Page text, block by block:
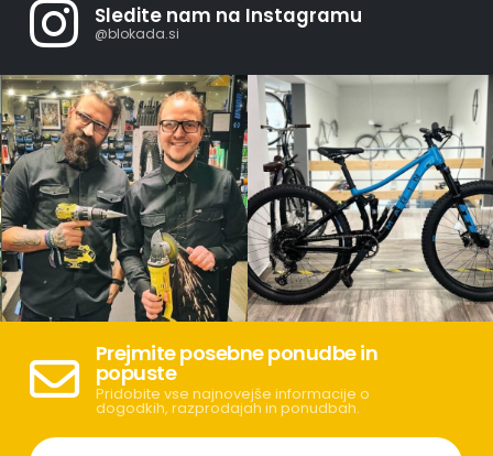
Sledite nam na Instagramu
@blokada.si
Prejmite posebne ponudbe in
popuste
Pridobite vse najnovejše informacije o
dogodkih, razprodajah in ponudbah.